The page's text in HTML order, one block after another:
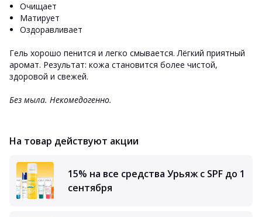
Очищает
Матирует
Оздоравливает
Гель хорошо пенится и легко смывается. Лёгкий приятный
аромат. Результат: кожа становится более чистой,
здоровой и свежей.
Без мыла. Некомедогенно.
На товар действуют акции
15% на все средства Урьяж с SPF до 1
сентября